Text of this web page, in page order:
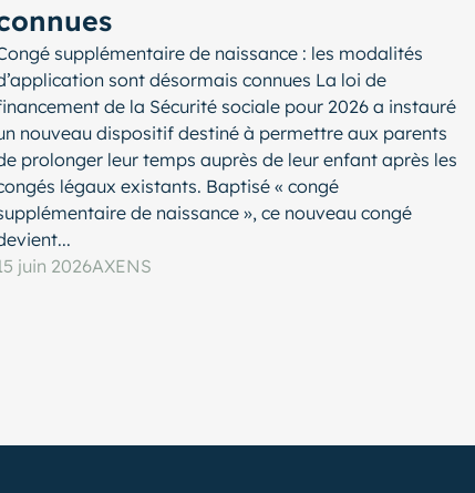
supplémentaire de naissance : les modalités
sont désormais connues La loi de
de la Sécurité sociale pour 2026 a instauré
nouveau dispositif destiné à permettre aux parents
prolonger leur temps auprès de leur enfant après les
légaux existants. Baptisé « congé
de naissance », ce nouveau congé
juin 2026AXENS